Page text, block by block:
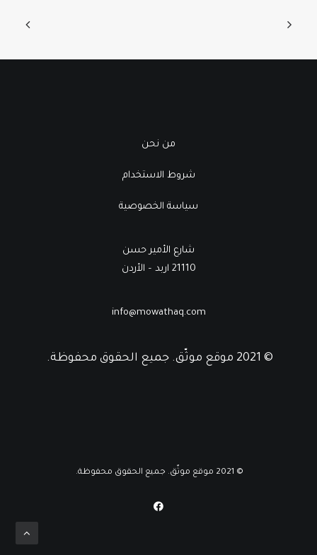
© 2021 موقع موثّق. جميع الحقوق محفوظة.
من نحن
شروط الاستخدام
سياسة الخصوصية
شارع الأمير حسن
21110 اربد – الأردن
info@mowathaq.com
© 2021 موقع موثّق. جميع الحقوق محفوظة.